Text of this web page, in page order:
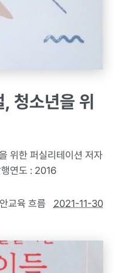
청소년을 위
위한 퍼실리테이션 저자
연도 : 2016
2021-11-30
교육 흐름